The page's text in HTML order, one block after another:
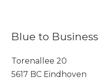
Blue to Business
Torenallee 20
5617 BC Eindhoven